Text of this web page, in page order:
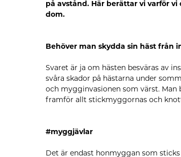
på avstånd. Här berättar vi varför
dom.
Behöver man skydda sin häst från
Svaret är ja om hästen besväras av
svåra skador på hästarna under
och mygginvasionen som värst.
framför allt stickmyggornas och
#myggjävlar
Det är endast honmyggan som